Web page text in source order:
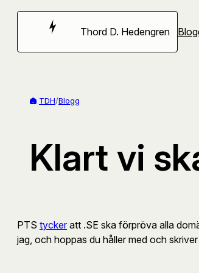
Hoppa
Thord D. Hedengren
TDH/Blogg
Klart vi
PTS tycker att .SE ska förpröva alla
jag, och hoppas du håller med och